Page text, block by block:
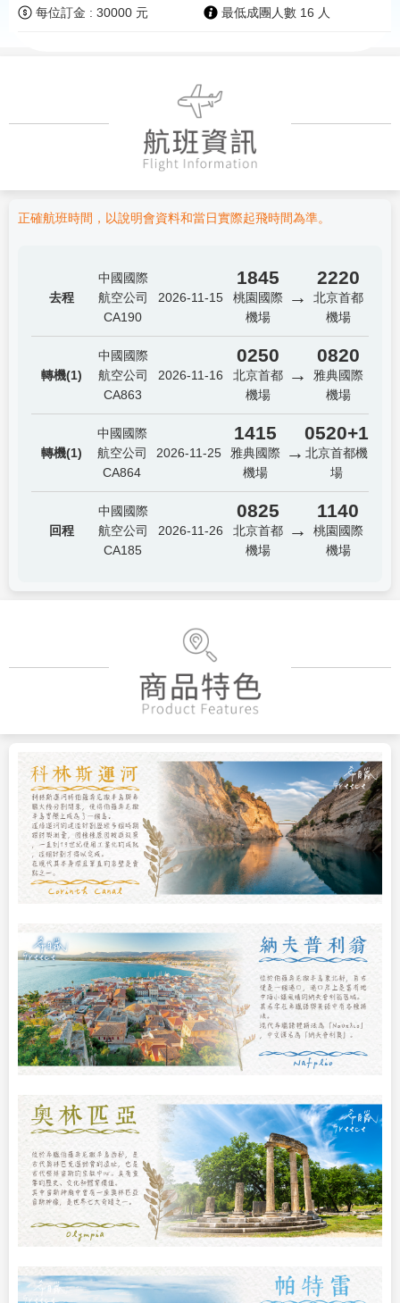
每位訂金 : 30000 元 最低成團人數 16 人
正確航班時間，以說明會資料和當日實際起飛時間為準。
去程
中國國際
航空公司
CA190
2026-11-15
1845
桃園國際
機場
→
2220
北京首都
機場
轉機(1)
中國國際
航空公司
CA863
2026-11-16
0250
北京首都
機場
→
0820
雅典國際
機場
轉機(1)
中國國際
航空公司
CA864
2026-11-25
1415
雅典國際
機場
→
0520+1
北京首都機
場
回程
中國國際
航空公司
CA185
2026-11-26
0825
北京首都
機場
→
1140
桃園國際
機場